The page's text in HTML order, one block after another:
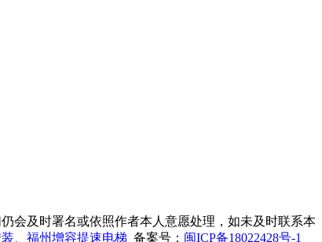
会及时署名或依照作者本人意愿处理，如未及时联系本
福州增容提速电梯 备案号： 闽ICP备18022428号-1